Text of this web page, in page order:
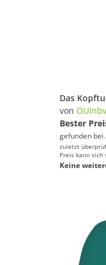
von
Bester
gefunden bei
zuletzt
Preis kann
Keine